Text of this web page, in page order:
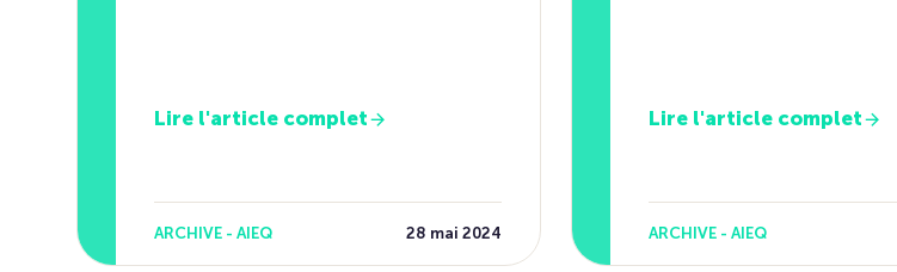
Lire l'article complet
ARCHIVE - AIEQ 28 mai 2024
Lire l'article complet
ARCHIVE - AIEQ